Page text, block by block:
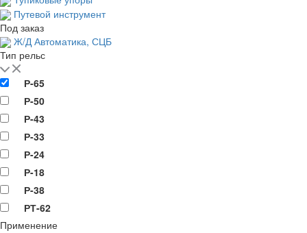
Путевой инструмент
Под заказ
Ж/Д Автоматика, СЦБ
Тип рельс
Р-65
Р-50
Р-43
Р-33
Р-24
Р-18
Р-38
РТ-62
Применение